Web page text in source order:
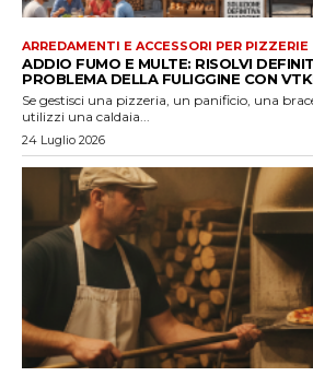
ARREDAMENTI E ACCESSORI PER PIZZERIE
ADDIO FUMO E MULTE: RISOLVI
PROBLEMA DELLA FULIGGINE CON
Se gestisci una pizzeria, un panificio, una
utilizzi una caldaia...
24 Luglio 2026